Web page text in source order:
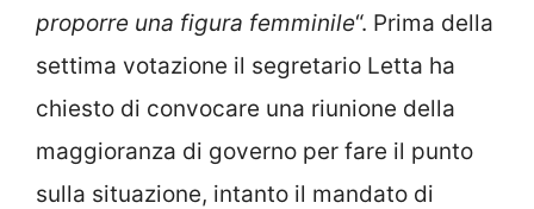
proporre una figura femminile“. Prima della
settima votazione il segretario Letta ha
chiesto di convocare una riunione della
maggioranza di governo per fare il punto
sulla situazione, intanto il mandato di